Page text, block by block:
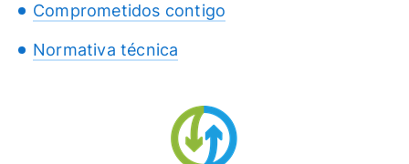
Comprometidos contigo
Normativa técnica